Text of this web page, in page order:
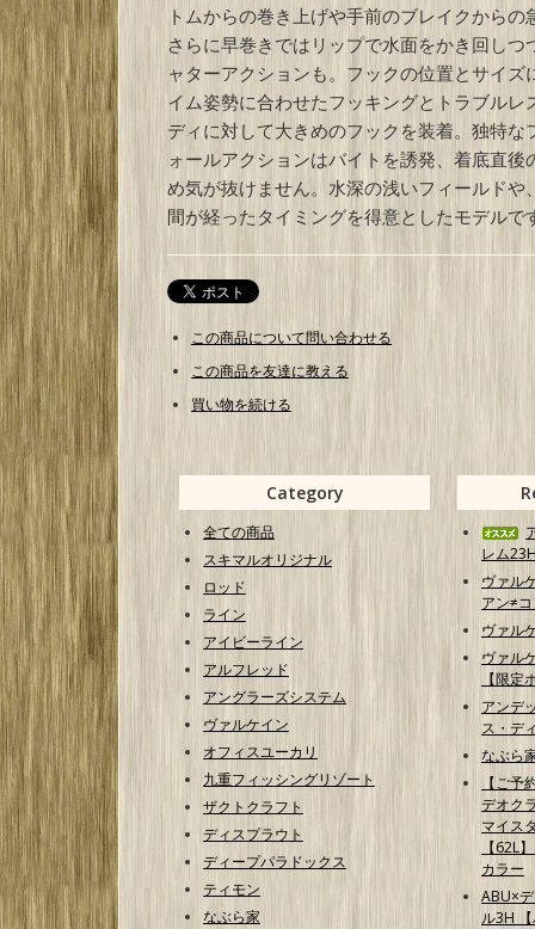
トムからの巻き上げや手前のブレイクからの
さらに早巻きではリップで水面をかき回しつ
ャターアクションも。フックの位置とサイズ
イム姿勢に合わせたフッキングとトラブルレ
ディに対して大きめのフックを装着。独特な
ォールアクションはバイトを誘発、着底直後
め気が抜けません。水深の浅いフィールドや
間が経ったタイミングを得意としたモデルで
この商品について問い合わせる
この商品を友達に教える
買い物を続ける
Category
全ての商品
スキマルオリジナル
ロッド
ライン
アイビーライン
アルフレッド
アングラーズシステム
ヴァルケイン
オフィスユーカリ
九重フィッシングリゾート
ザクトクラフト
ディスプラウト
ディープパラドックス
ティモン
なぶら家
レム
ヴァル
アン≠
ヴァル
ヴァル
【限定
アンデ
ス・デ
なぶら
【ご
デオク
マイス
【62L
カラー
ABU×
ル3H